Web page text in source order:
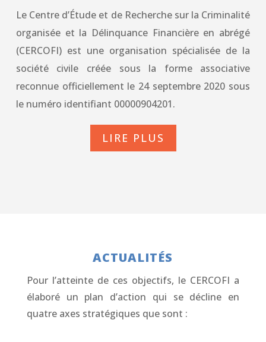
Le Centre d’Étude et de Recherche sur la Criminalité
organisée et la Délinquance Financière en abrégé
(CERCOFI) est une organisation spécialisée de la
société civile créée sous la forme associative
reconnue officiellement le 24 septembre 2020 sous
le numéro identifiant 00000904201.
LIRE PLUS
ACTUALITÉS
Pour l’atteinte de ces objectifs, le CERCOFI a
élaboré un plan d’action qui se décline en
quatre axes stratégiques que sont :